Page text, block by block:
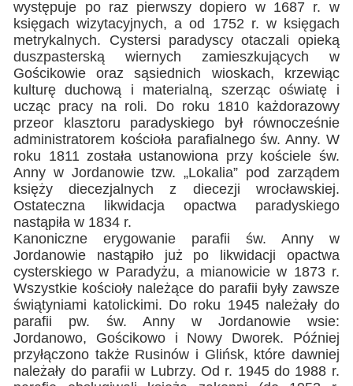
występuje po raz pierwszy dopiero w 1687 r. w
księgach wizytacyjnych, a od 1752 r. w księgach
metrykalnych. Cystersi paradyscy otaczali opieką
duszpasterską wiernych zamieszkujących w
Gościkowie oraz sąsiednich wioskach, krzewiąc
kulturę duchową i materialną, szerząc oświatę i
ucząc pracy na roli. Do roku 1810 każdorazowy
przeor klasztoru paradyskiego był równocześnie
administratorem kościoła parafialnego św. Anny. W
roku 1811 została ustanowiona przy kościele św.
Anny w Jordanowie tzw. „Lokalia” pod zarządem
księży diecezjalnych z diecezji wrocławskiej.
Ostateczna likwidacja opactwa paradyskiego
nastąpiła w 1834 r.
Kanoniczne erygowanie parafii św. Anny w
Jordanowie nastąpiło już po likwidacji opactwa
cysterskiego w Paradyżu, a mianowicie w 1873 r.
Wszystkie kościoły należące do parafii były zawsze
świątyniami katolickimi. Do roku 1945 należały do
parafii pw. św. Anny w Jordanowie wsie:
Jordanowo, Gościkowo i Nowy Dworek. Później
przyłączono także Rusinów i Glińsk, które dawniej
należały do parafii w Lubrzy. Od r. 1945 do 1988 r.